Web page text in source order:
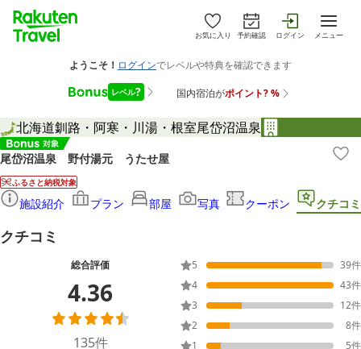
お気に入り 予約確認 ログイン メニュー
北海道釧路・阿寒・川湯・根室尾岱沼温泉
尾岱沼温泉 野付湯元 うたせ屋
ふるさと納税対象
施設紹介 プラン 部屋 写真 クーポン クチコミ
クチコミ
総合評価
4.36
135件
5 39件
4
43件
3
12件
2
8件
1
5件